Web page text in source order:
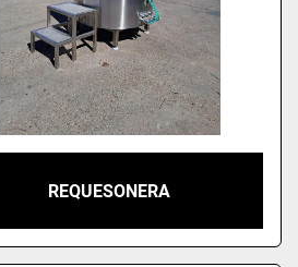
REQUESONERA